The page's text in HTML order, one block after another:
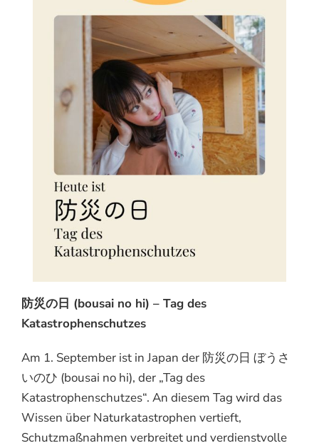
防災の日 (bousai no hi) – Tag des
Katastrophenschutzes
Am 1. September ist in Japan der 防災の日 ぼうさ
いのひ (bousai no hi), der „Tag des
Katastrophenschutzes“. An diesem Tag wird das
Wissen über Naturkatastrophen vertieft,
Schutzmaßnahmen verbreitet und verdienstvolle